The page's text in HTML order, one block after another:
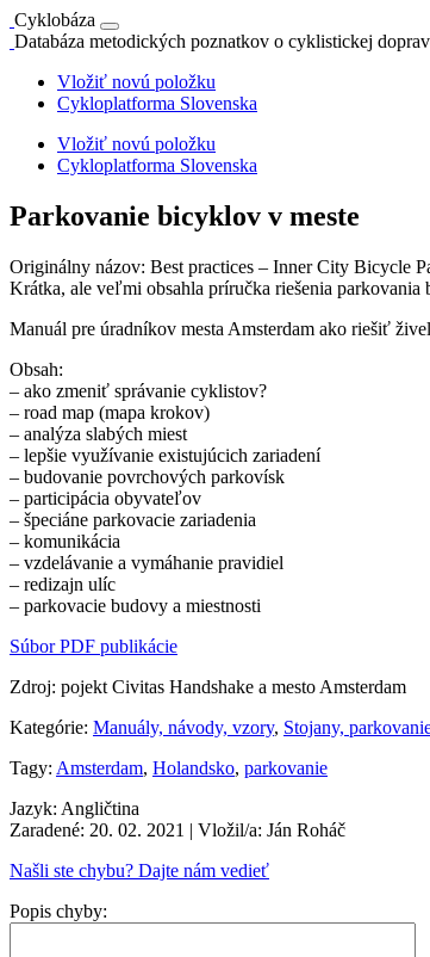
Cyklobáza
Databáza metodických poznatkov o cyklistickej
Vložiť novú položku
Cykloplatforma Slovenska
Vložiť novú položku
Cykloplatforma Slovenska
Parkovanie bicyklov v meste
Originálny názov: Best practices – Inner City Bicycle
Krátka, ale veľmi obsahla príručka riešenia parkovania
Manuál pre úradníkov mesta Amsterdam ako riešiť
Obsah:
– ako zmeniť správanie cyklistov?
– road map (mapa krokov)
– analýza slabých miest
– lepšie využívanie existujúcich zariadení
– budovanie povrchových parkovísk
– participácia obyvateľov
– špeciáne parkovacie zariadenia
– komunikácia
– vzdelávanie a vymáhanie pravidiel
– redizajn ulíc
– parkovacie budovy a miestnosti
Súbor PDF publikácie
Zdroj: pojekt Civitas Handshake a mesto
Kategórie: Manuály, návody, vzory, Stojany,
Tagy: Amsterdam, Holandsko, parkovanie
Jazyk: Angličtina
Zaradené: 20. 02. 2021 | Vložil/a: Ján Roháč
Našli ste chybu? Dajte nám vedieť
Popis chyby: